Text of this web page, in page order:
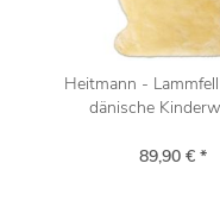
Heitmann -
dänische
89,90 € *